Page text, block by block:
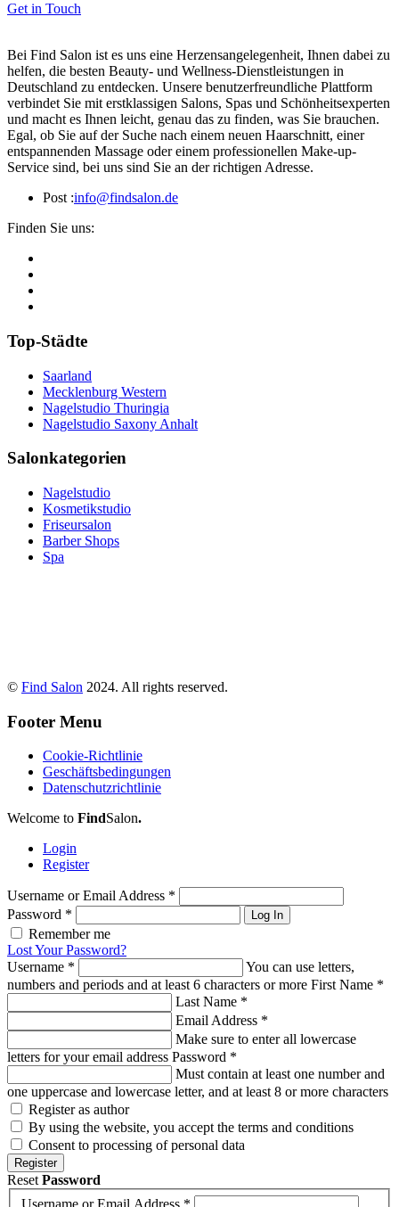
Get in Touch
Bei Find Salon ist es uns eine Herzensangelegenheit, Ihnen dabei zu
helfen, die besten Beauty- und Wellness-Dienstleistungen in
Deutschland zu entdecken. Unsere benutzerfreundliche Plattform
verbindet Sie mit erstklassigen Salons, Spas und Schönheitsexperten
und macht es Ihnen leicht, genau das zu finden, was Sie brauchen.
Egal, ob Sie auf der Suche nach einem neuen Haarschnitt, einer
entspannenden Massage oder einem professionellen Make-up-
Service sind, bei uns sind Sie an der richtigen Adresse.
Post :info@findsalon.de
Finden Sie uns:
Top-Städte
Saarland
Mecklenburg Western
Nagelstudio Thuringia
Nagelstudio Saxony Anhalt
Salonkategorien
Nagelstudio
Kosmetikstudio
Friseursalon
Barber Shops
Spa
© Find Salon 2024. All rights reserved.
Footer Menu
Cookie-Richtlinie
Geschäftsbedingungen
Datenschutzrichtlinie
Welcome to FindSalon.
Login
Register
Username or Email Address *
Password * Log In
Remember me
Lost Your Password?
Username *
You can use letters,
numbers and periods and at least 6 characters or more First Name *
Last Name *
Email Address *
Make sure to enter all lowercase
letters for your email address Password *
Must contain at least one number and
one uppercase and lowercase letter, and at least 8 or more characters
Register as author
By using the website, you accept the terms and conditions
Consent to processing of personal data
Register
Reset Password
Username or Email Address *